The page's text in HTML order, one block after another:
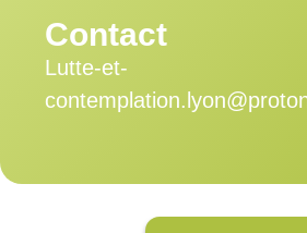
Contact
Lutte-et-